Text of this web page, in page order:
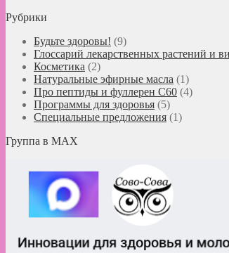
Рубрики
Будьте здоровы! (9)
Глоссарий лекарственных растений и
Косметика (2)
Натуральные эфирные масла (1)
Про пептиды и фуллерен C60 (4)
Программы для здоровья (5)
Специальные предложения (1)
Группа в MAX